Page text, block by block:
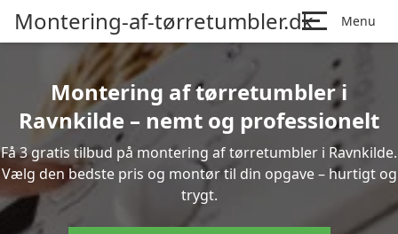
Montering-af-tørretumbler.dk Menu
Montering af tørretumbler i
Ravnkilde – nemt og professionelt
Få 3 gratis tilbud på montering af tørretumbler i Ravnkilde.
Vælg den bedste pris og montør til din opgave – hurtigt og
trygt.